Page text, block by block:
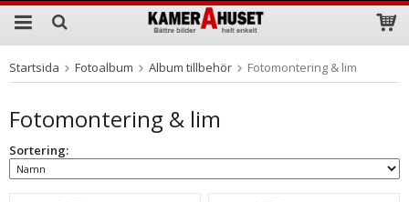
Produkten har blivit tillagd i varukorgen
Startsida Fotoalbum Album tillbehör Fotomontering & lim
Fotomontering & lim
Sortering: